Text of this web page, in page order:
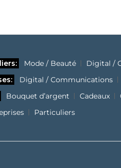
Mode / Beauté Digital /
Digital / Communications
Bouquet d’argent Cadeaux
Particuliers